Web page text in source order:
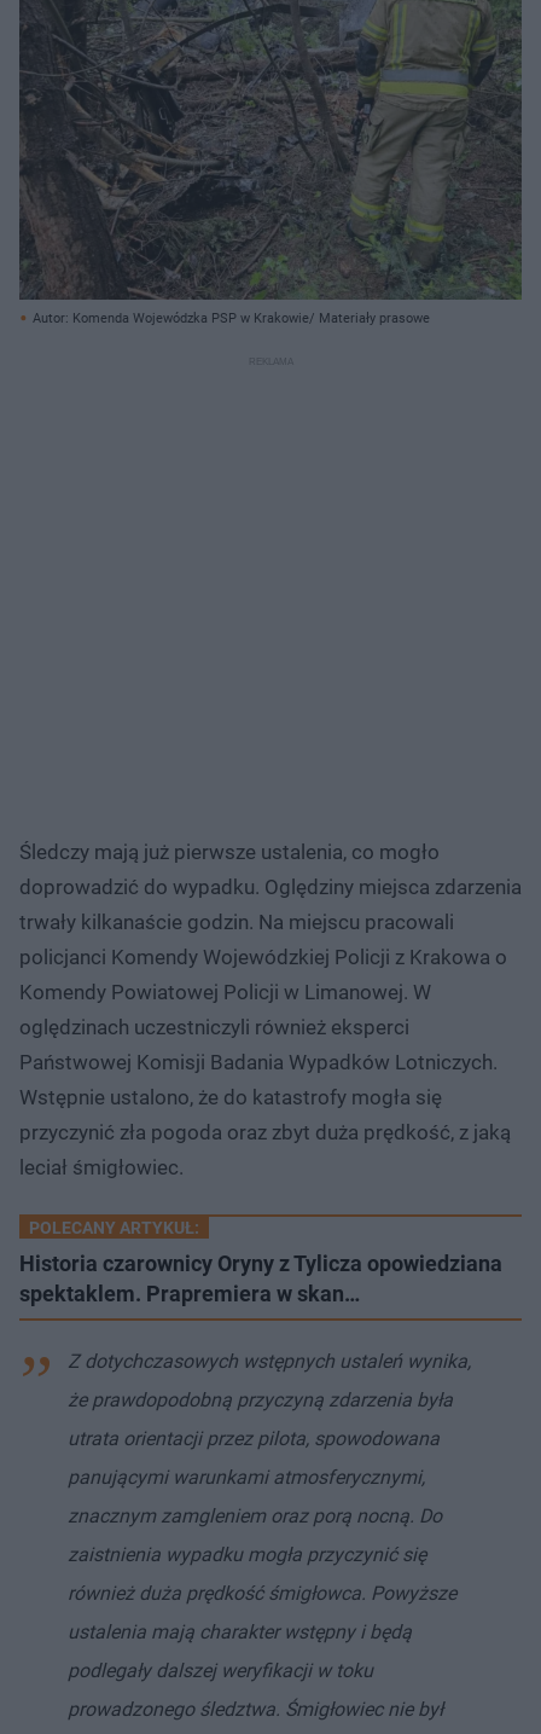
Autor: Komenda Wojewódzka PSP w Krakowie/ Materiały prasowe
Śledczy mają już pierwsze ustalenia, co mogło
doprowadzić do wypadku. Oględziny miejsca zdarzenia
trwały kilkanaście godzin. Na miejscu pracowali
policjanci Komendy Wojewódzkiej Policji z Krakowa o
Komendy Powiatowej Policji w Limanowej. W
oględzinach uczestniczyli również eksperci
Państwowej Komisji Badania Wypadków Lotniczych.
Wstępnie ustalono, że do katastrofy mogła się
przyczynić zła pogoda oraz zbyt duża prędkość, z jaką
leciał śmigłowiec.
POLECANY ARTYKUŁ:
Historia czarownicy Oryny z Tylicza opowiedziana
spektaklem. Prapremiera w skan…
Z dotychczasowych wstępnych ustaleń wynika,
że prawdopodobną przyczyną zdarzenia była
utrata orientacji przez pilota, spowodowana
panującymi warunkami atmosferycznymi,
znacznym zamgleniem oraz porą nocną. Do
zaistnienia wypadku mogła przyczynić się
również duża prędkość śmigłowca. Powyższe
ustalenia mają charakter wstępny i będą
podlegały dalszej weryfikacji w toku
prowadzonego śledztwa. Śmigłowiec nie był